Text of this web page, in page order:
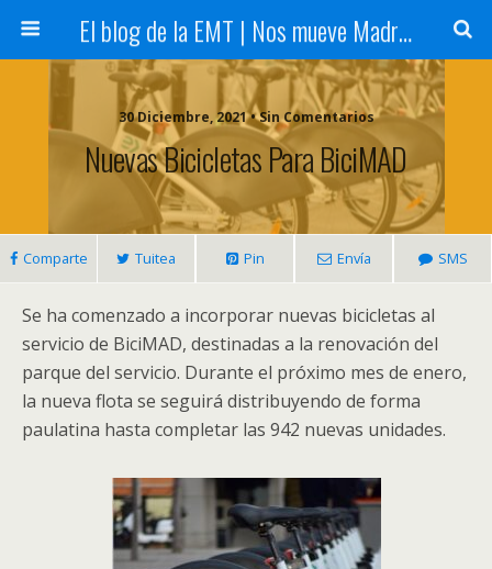
El blog de la EMT | Nos mueve Madrid
30 Diciembre, 2021 • Sin Comentarios
Nuevas Bicicletas Para BiciMAD
Comparte Tuitea Pin Envía SMS
Se ha comenzado a incorporar nuevas bicicletas al
servicio de BiciMAD, destinadas a la renovación del
parque del servicio. Durante el próximo mes de enero,
la nueva flota se seguirá distribuyendo de forma
paulatina hasta completar las 942 nuevas unidades.